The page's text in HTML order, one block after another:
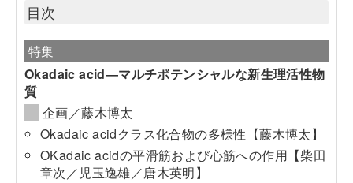
目次
特集
Okadaic acid―マルチポテンシャルな新生理活性物
質
企画／藤木博太
Okadaic acidクラス化合物の多様性【藤木博太】
OKadaic acidの平滑筋および心筋への作用【柴田
章次／児玉逸雄／唐木英明】